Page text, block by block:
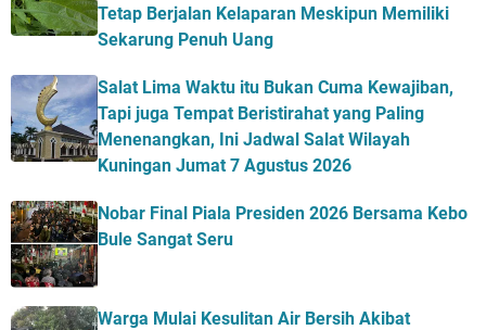
Tetap Berjalan Kelaparan Meskipun Memiliki
Sekarung Penuh Uang
Salat Lima Waktu itu Bukan Cuma Kewajiban,
Tapi juga Tempat Beristirahat yang Paling
Menenangkan, Ini Jadwal Salat Wilayah
Kuningan Jumat 7 Agustus 2026
Nobar Final Piala Presiden 2026 Bersama Kebo
Bule Sangat Seru
Warga Mulai Kesulitan Air Bersih Akibat